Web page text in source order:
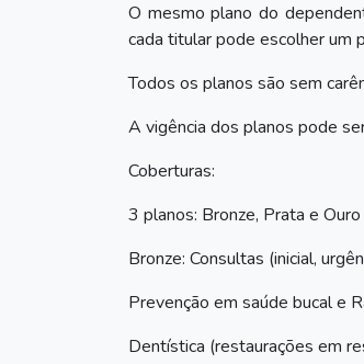
O mesmo plano do
cada titular pode escolher um
Todos os planos são sem
A vigência dos planos pode
Coberturas:
3 planos: Bronze, Prata e Ouro
Bronze: Consultas (inicial,
Prevenção em saúde bucal e
Dentística (restaurações em